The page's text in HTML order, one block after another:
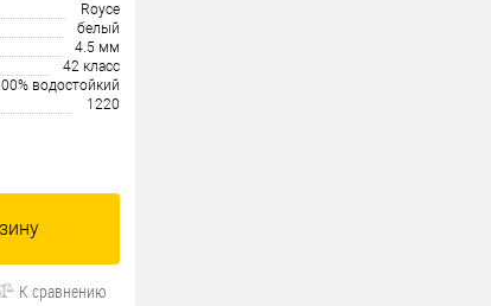
Royce
белый
4.5 мм
42 класс
водостойкий
1220
К сравнению